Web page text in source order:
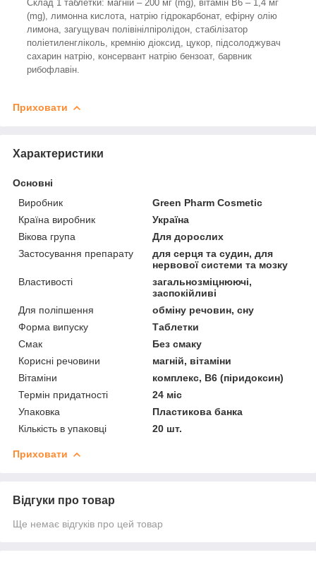
Склад 1 таблетки: магній – 200 мг (mg), вітамін В6 – 1,4 мг
(mg), лимонна кислота, натрію гідрокарбонат, ефірну олію
лимона, загущувач полівінілпіролідон, стабілізатор
поліетиленгліколь, кремнію діоксид, цукор, підсолоджувач
сахарин натрію, консервант натрію бензоат, барвник
рибофлавін.
Приховати
Характеристики
Основні
Виробник
Green Pharm Cosmetic
Країна виробник
Україна
Вікова група
Для дорослих
Застосування препарату
для серця та судин, для
нервової системи та мозку
Властивості
загальнозміцнюючі,
заспокійливі
Для поліпшення
обміну речовин, сну
Форма випуску
Таблетки
Смак
Без смаку
Корисні речовини
магній, вітаміни
Вітаміни
комплекс, В6 (піридоксин)
Термін придатності
24 міс
Упаковка
Пластикова банка
Кількість в упаковці
20 шт.
Приховати
Відгуки про товар
Ще немає відгуків про цей товар